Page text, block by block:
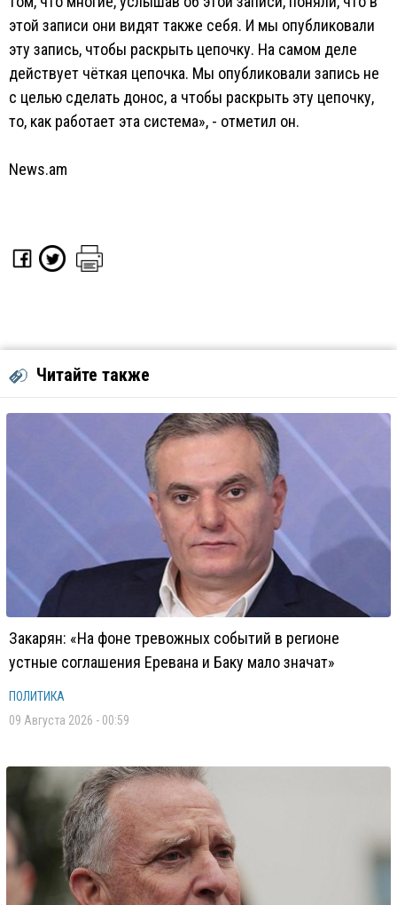
этой записи они видят также себя. И мы опубликовали
эту запись, чтобы раскрыть цепочку. На самом деле
действует чёткая цепочка. Мы опубликовали запись не
с целью сделать донос, а чтобы раскрыть эту цепочку,
то, как работает эта система», - отметил он.
News.am
Читайте также
Закарян: «На фоне тревожных событий в регионе
устные соглашения Еревана и Баку мало значат»
ПОЛИТИКА
09 Августа 2026 - 00:59